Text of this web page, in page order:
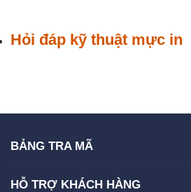
Hỏi đáp kỹ thuật mực in
BẢNG TRA MÃ
HỖ TRỢ KHÁCH HÀNG